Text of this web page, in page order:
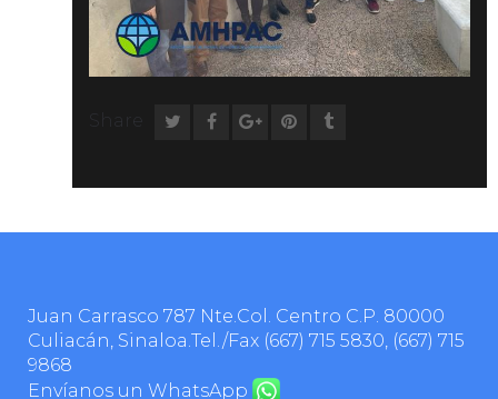
Share
Juan Carrasco 787 Nte.Col. Centro C.P. 80000
Culiacán, Sinaloa.Tel./Fax (667) 715 5830, (667) 715
9868
Envíanos un WhatsApp